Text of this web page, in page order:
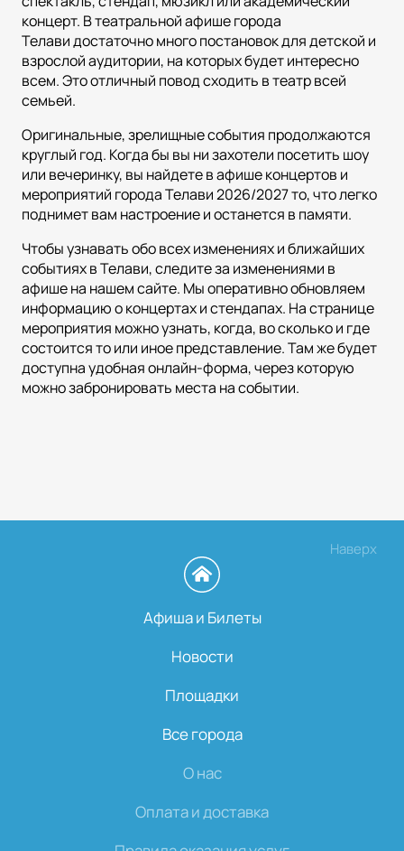
концерт. В театральной афише города
Телави достаточно много постановок для детской и
взрослой аудитории, на которых будет интересно
всем. Это отличный повод сходить в театр всей
семьей.
Оригинальные, зрелищные события продолжаются
круглый год. Когда бы вы ни захотели посетить шоу
или вечеринку, вы найдете в афише концертов и
мероприятий города Телави 2026/2027 то, что легко
поднимет вам настроение и останется в памяти.
Чтобы узнавать обо всех изменениях и ближайших
событиях в Телави, следите за изменениями в
афише на нашем сайте. Мы оперативно обновляем
информацию о концертах и стендапах. На странице
мероприятия можно узнать, когда, во сколько и где
состоится то или иное представление. Там же будет
доступна удобная онлайн-форма, через которую
можно забронировать места на событии.
Наверх
Афиша и Билеты
Новости
Площадки
Все города
О нас
Оплата и доставка